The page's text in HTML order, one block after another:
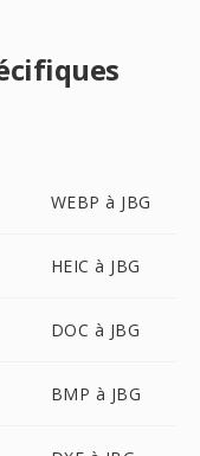
WEBP à JBG
HEIC à JBG
DOC à JBG
BMP à JBG